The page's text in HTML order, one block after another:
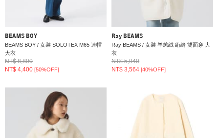
BEAMS BOY
BEAMS BOY / 女裝 SOLOTEX M65 連帽
大衣
NT$ 8,800
NT$ 4,400 [50%OFF]
Ray BEAMS
Ray BEAMS / 女裝 羊羔絨 絎縫 雙面穿 大
衣
NT$ 5,940
NT$ 3,564[40%OFF]